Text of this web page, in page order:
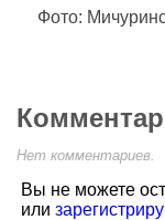
Фото:
Нет комментариев.
Вы не можете
или